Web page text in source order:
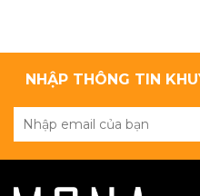
NHẬP THÔNG TIN